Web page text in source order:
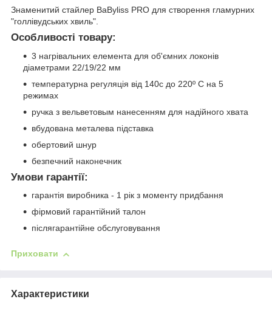
Знаменитий стайлер BaByliss PRO для створення гламурних
"голлівудських хвиль".
Особливості товару:
3 нагрівальних елемента для об'ємних локонів
діаметрами 22/19/22 мм
температурна регуляція від 140с до 220º С на 5
режимах
ручка з вельветовым нанесенням для надійного хвата
вбудована металева підставка
обертовий шнур
безпечний наконечник
Умови гарантії:
гарантія виробника - 1 рік з моменту придбання
фірмовий гарантійний талон
післягарантійне обслуговування
Приховати
Характеристики